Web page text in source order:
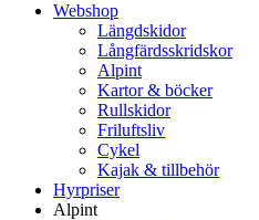
Webshop
Längdskidor
Långfärdsskridskor
Alpint
Kartor & böcker
Rullskidor
Friluftsliv
Cykel
Kajak & tillbehör
Hyrpriser
Alpint